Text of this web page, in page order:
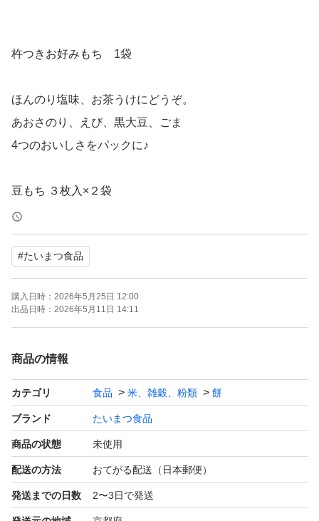
杵つきお好みもち 1袋
ほんのり塩味、お茶うけにどうぞ。
あおさのり、えび、黒大豆、ごま
4つのおいしさをパックに♪
豆もち ３枚入×２袋
えびもち ３枚入×２袋
あおさのりもち３枚入×２袋
ごまもち ３枚入×１袋
【内容量】1袋
700g (1袋あたり)
画像よりご確認ください
※発送について※ ポスト投函発送
緩衝材なしの簡易包装となります
ご購入くださいませ
#たいまつ食品
購入日時： 2026年5月25日 12:00
出品日時： 2026年5月11日 14:11
商品の情報
カテゴリ 食品 米、雑穀、粉類 餅
ブランド たいまつ食品
商品の状態 未使用
配送の方法 おてがる配送（日本郵便）
発送までの日数 2〜3日で発送